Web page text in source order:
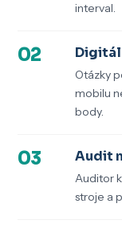
interval.
02
Otázky
mobilu
body.
03 Audit
Auditor
stroje a